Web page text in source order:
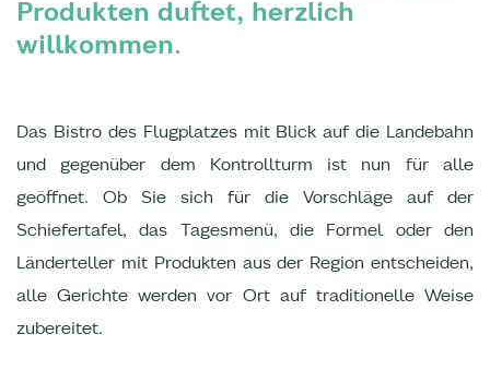
Produkten duftet, herzlich
willkommen.
Das Bistro des Flugplatzes mit Blick auf die Landebahn
und gegenüber dem Kontrollturm ist nun für alle
geöffnet. Ob Sie sich für die Vorschläge auf der
Schiefertafel, das Tagesmenü, die Formel oder den
Länderteller mit Produkten aus der Region entscheiden,
alle Gerichte werden vor Ort auf traditionelle Weise
zubereitet.